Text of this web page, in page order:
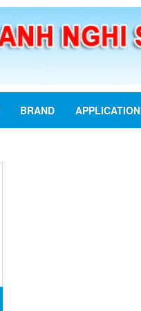
BRAND APPLICATION